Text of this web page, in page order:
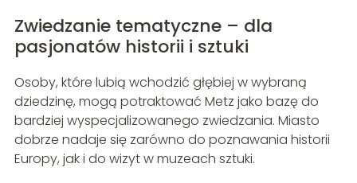
Zwiedzanie tematyczne – dla
pasjonatów historii i sztuki
Osoby, które lubią wchodzić głębiej w wybraną
dziedzinę, mogą potraktować Metz jako bazę do
bardziej wyspecjalizowanego zwiedzania. Miasto
dobrze nadaje się zarówno do poznawania historii
Europy, jak i do wizyt w muzeach sztuki.